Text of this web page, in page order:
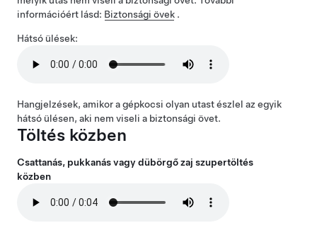
információért lásd: Biztonsági övek .
Hátsó ülések:
Hangjelzések, amikor a gépkocsi olyan utast észlel az egyik
hátsó ülésen, aki nem viseli a biztonsági övet.
Töltés közben
Csattanás, pukkanás vagy dübörgő zaj szupertöltés
közben